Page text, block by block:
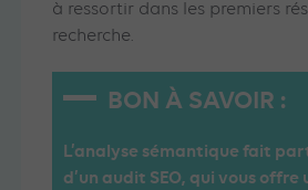
à ressortir dans les premiers
recherche.
BON À SAVOIR :
L’analyse sémantique fait
d’un audit SEO, qui vous offre